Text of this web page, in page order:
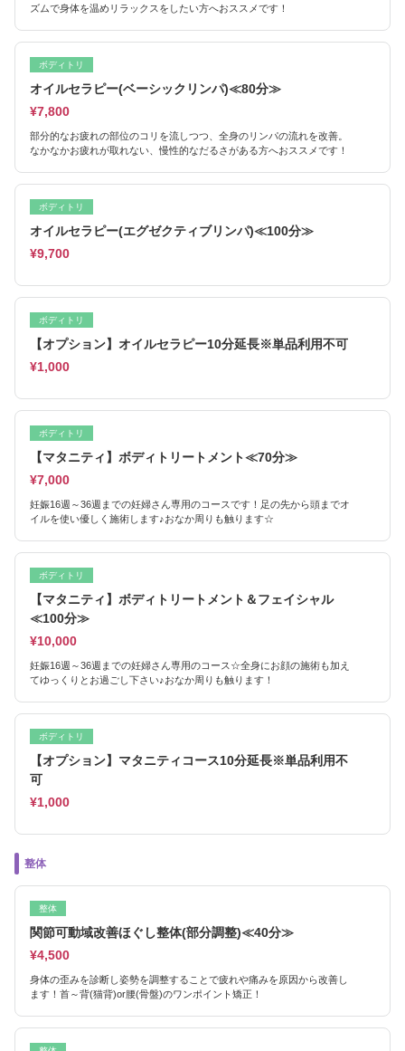
ズムで身体を温めリラックスをしたい方へおススメです！
ボディトリ
オイルセラピー(ベーシックリンパ)≪80分≫
¥7,800
部分的なお疲れの部位のコリを流しつつ、全身のリンパの流れを改善。
なかなかお疲れが取れない、慢性的なだるさがある方へおススメです！
ボディトリ
オイルセラピー(エグゼクティブリンパ)≪100分≫
¥9,700
ボディトリ
【オプション】オイルセラピー10分延長※単品利用不可
¥1,000
ボディトリ
【マタニティ】ボディトリートメント≪70分≫
¥7,000
妊娠16週～36週までの妊婦さん専用のコースです！足の先から頭までオ
イルを使い優しく施術します♪おなか周りも触ります☆
ボディトリ
【マタニティ】ボディトリートメント＆フェイシャル
≪100分≫
¥10,000
妊娠16週～36週までの妊婦さん専用のコース☆全身にお顔の施術も加え
てゆっくりとお過ごし下さい♪おなか周りも触ります！
ボディトリ
【オプション】マタニティコース10分延長※単品利用不
可
¥1,000
整体
整体
関節可動域改善ほぐし整体(部分調整)≪40分≫
¥4,500
身体の歪みを診断し姿勢を調整することで疲れや痛みを原因から改善し
ます！首～背(猫背)or腰(骨盤)のワンポイント矯正！